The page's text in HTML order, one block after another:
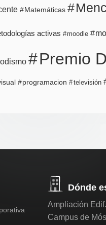
Matemáticas
activas moodle
Premio
programacion televisión
Dónde
Ampliación
Campus de